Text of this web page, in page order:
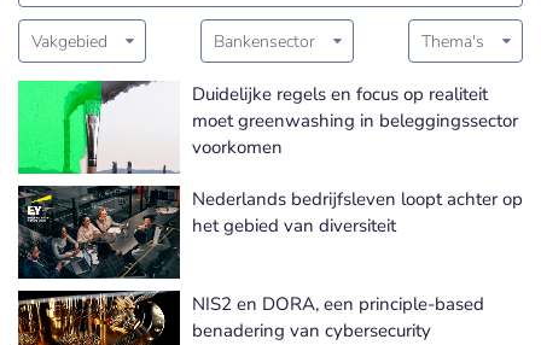
Vakgebied Bankensector Thema's
Duidelijke regels en focus op realiteit
moet greenwashing in beleggingssector
voorkomen
Nederlands bedrijfsleven loopt achter op
het gebied van diversiteit
NIS2 en DORA, een principle-based
benadering van cybersecurity